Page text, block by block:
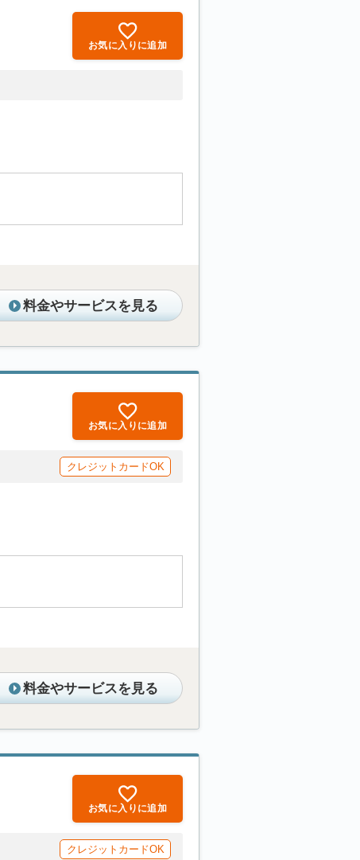
お気に入りに追加
料金やサービスを見る
お気に入りに追加
クレジットカードOK
料金やサービスを見る
お気に入りに追加
クレジットカードOK